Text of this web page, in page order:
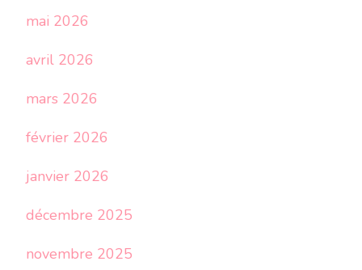
mai 2026
avril 2026
mars 2026
février 2026
janvier 2026
décembre 2025
novembre 2025